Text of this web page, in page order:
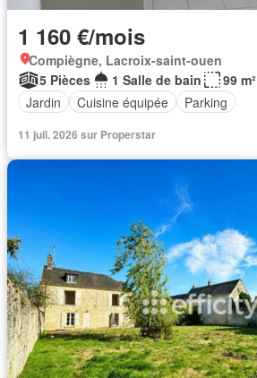
1 160 €/mois
Compiègne, Lacroix-saint-ouen
5 Pièces
1 Salle de bain
99 m²
Jardin
Cuisine équipée Parking
11 juil. 2026 sur Properstar